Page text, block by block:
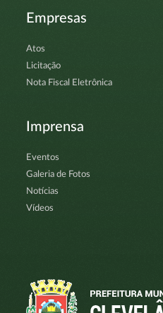
Empresas
Atos
Licitação
Nota Fiscal Eletrônica
Imprensa
Eventos
Galeria de Fotos
Notícias
Vídeos